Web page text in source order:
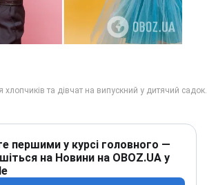
першими у курсі головного —
на Новини на OBOZ.UA у